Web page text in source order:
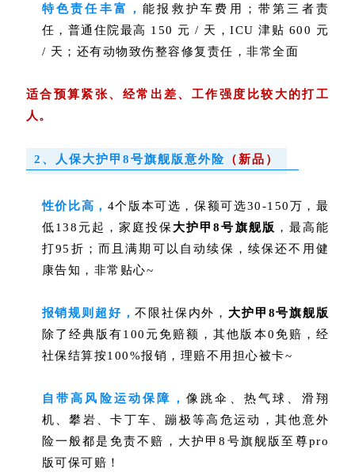
特色责任丰富，能报 救护车费用；带第三者责
任， 普通住院最高 150 元 / 天，ICU 津贴 600 元
/ 天；还有动物致伤整容修复责任，非常全面
适合预算紧张、经常出差、工作强度比较大的打工
人。
2、人保大护甲8号旗舰版意外险 （新品）
性价比高， 4个版本可选，保额可选30-150万，最
低138元起，家庭投保 大护甲8号旗舰版 ，最高能
打95折； 而且满期可以自动续保，续保还不用健
康告知，非常贴心~
报销规则超好，不限社保内外， 大护甲8号旗舰版
除了经典版有100元免赔额，其他版本0免赔，经
社保结算按100%报销 ，理赔不用担心被卡~
自带高风险运动保障， 像跳伞、热气球、滑翔
机、攀岩、卡丁车、蹦极等高危运动， 其他意外
险一般都是免责不赔，大护甲8号旗舰版至尊pro
版可保可赔！